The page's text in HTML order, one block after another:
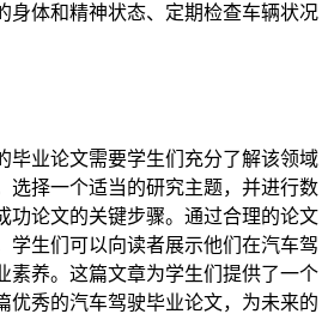
身体和精神状态、定期检查车辆状况
毕业论文需要学生们充分了解该领域
选择一个适当的研究主题，并进行数
功论文的关键步骤。通过合理的论文
学生们可以向读者展示他们在汽车驾
素养。这篇文章为学生们提供了一个
优秀的汽车驾驶毕业论文，为未来的